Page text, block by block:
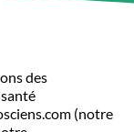
des
(notre